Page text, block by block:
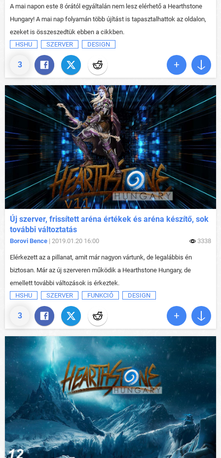
3
A mai napon este 8 órától egyáltalán nem lesz elérhető a Hearthstone
Hungary! A mai nap folyamán több újítást is tapasztalhattok az oldalon,
ezeket is összeszedtük ebben a cikkben.
HSHU
SZERVER DESIGN
3
Új szerver, frissített aréna értékek és aréna készítő, sok
további változtatás
Borovi Bence | 2019.01.20 16:00 3338
Elérkezett az a pillanat, amit már nagyon vártunk, de legalábbis én
biztosan. Már az új szerveren működik a Hearthstone Hungary, de
emellett további változások is érkeztek.
HSHU
SZERVER FUNKCIÓ DESIGN